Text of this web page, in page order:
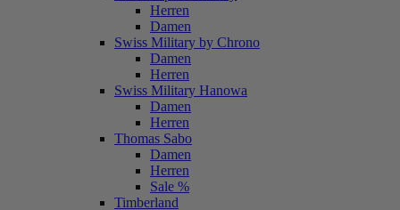
Herren
Damen
Swiss Military by Chrono
Damen
Herren
Swiss Military Hanowa
Damen
Herren
Thomas Sabo
Damen
Herren
Sale %
Timberland